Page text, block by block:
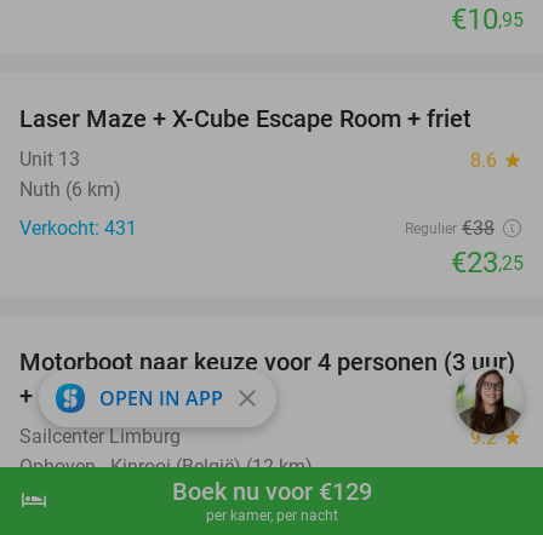
shopping_cart Boek nu
hotel Boek nu voor €129
per kamer, per nacht
€10,95
39%
Laser Maze + X-Cube Escape Room + friet
Unit 13 8.6 star
Nuth (6 km)
Verkocht: 431
Regulier €38
€23,25
31%
Motorboot naar keuze voor 4 personen (3 uur)
+ drankje + chips
Sailcenter Limburg 9.2star
Ophoven - Kinrooi (België) (12 km)
Verkocht: 121
OPEN IN APP close